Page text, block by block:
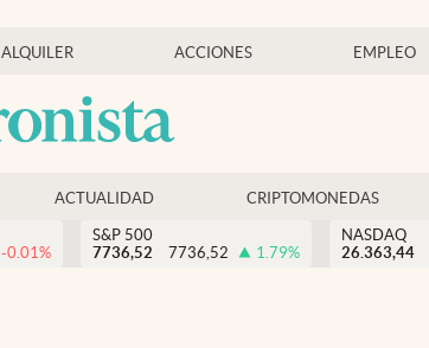
ALQUILER ACCIONES EMPLEO
ACTUALIDAD CRIPTOMONEDAS
-0.01%
S&P 500
7736,52
7736,52 1.79%
NASDAQ
26.363,44